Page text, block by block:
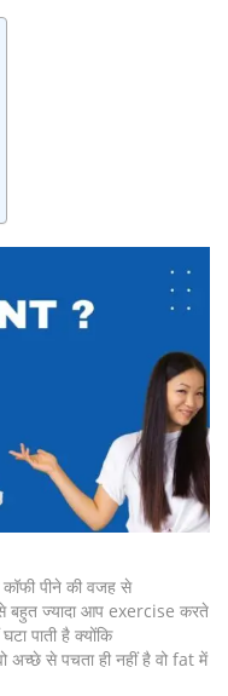
कॉफी पीने की वजह से
बहुत ज्यादा आप exercise करते
पाती है क्योंकि
से पचता ही नहीं है वो fat में